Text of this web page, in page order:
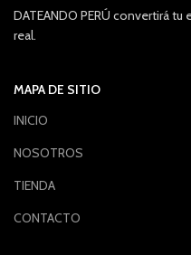
DATEANDO PERÚ convertirá
real.
MAPA DE SITIO
INICIO
NOSOTROS
TIENDA
CONTACTO